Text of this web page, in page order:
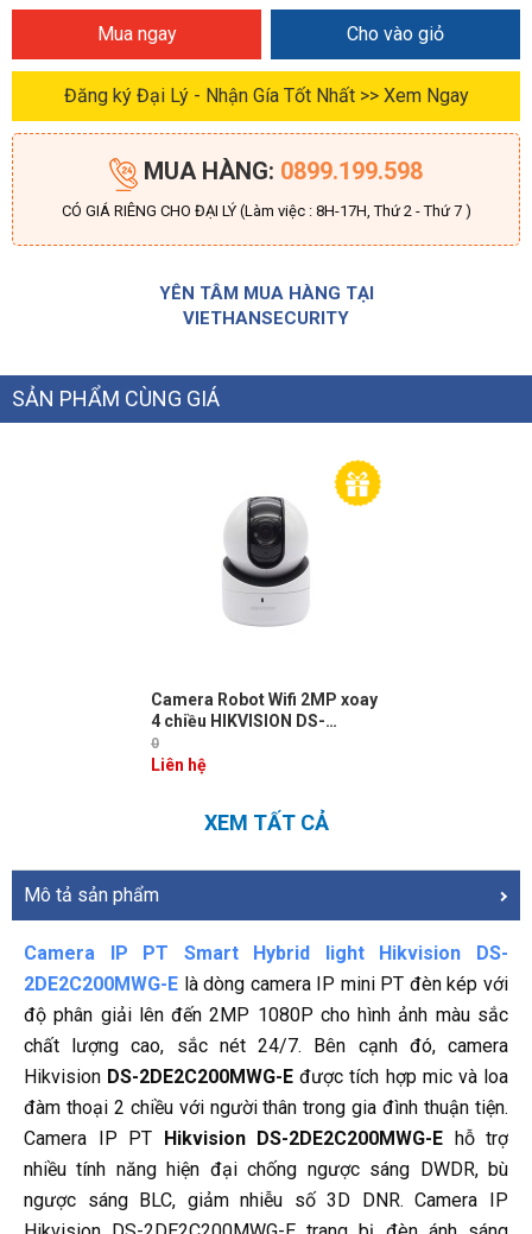
Mua ngay Cho vào giỏ
Đăng ký Đại Lý - Nhận Gía Tốt Nhất >> Xem Ngay
MUA HÀNG: 0899.199.598
CÓ GIÁ RIÊNG CHO ĐẠI LÝ (Làm việc : 8H-17H, Thứ 2 - Thứ 7 )
YÊN TÂM MUA HÀNG TẠI
VIETHANSECURITY
SẢN PHẨM CÙNG GIÁ
Camera Robot Wifi 2MP xoay
4 chiều HIKVISION DS-
2CV2Q21FD-IW(B) MicroSD,
âm thanh 2 chiều
0
Liên hệ
XEM TẤT CẢ
Mô tả sản phẩm
Camera IP PT Smart Hybrid light Hikvision DS-
2DE2C200MWG-E là dòng camera IP mini PT đèn kép với
độ phân giải lên đến 2MP 1080P cho hình ảnh màu sắc
chất lượng cao, sắc nét 24/7. Bên cạnh đó, camera
Hikvision DS-2DE2C200MWG-E được tích hợp mic và loa
đàm thoại 2 chiều với người thân trong gia đình thuận tiện.
Camera IP PT
Hikvision DS-2DE2C200MWG-E hỗ trợ
nhiều tính năng hiện đại chống ngược sáng DWDR, bù
ngược sáng BLC, giảm nhiễu số 3D DNR. Camera IP